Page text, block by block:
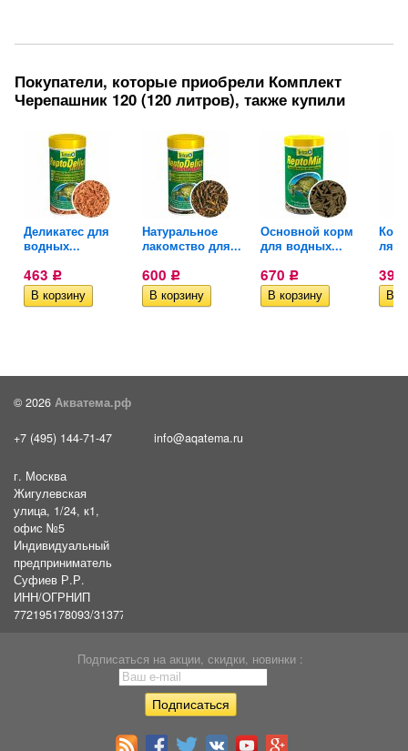
Покупатели, которые приобрели Комплект
Черепашник 120 (120 литров), также купили
Деликатес для
водных...
463 Р
Натуральное
лакомство для...
600 Р
Основной корм
для водных...
670 Р 392
© 2026 Акватема.рф
+7 (495) 144-71-47 info@aqatema.ru
г. Москва
Жигулевская
улица, 1/24, к1,
офис №5
Индивидуальный
предприниматель
Суфиев Р.Р.
ИНН/ОГРНИП
772195178093/31377461610054
Подписаться на акции, скидки, новинки :